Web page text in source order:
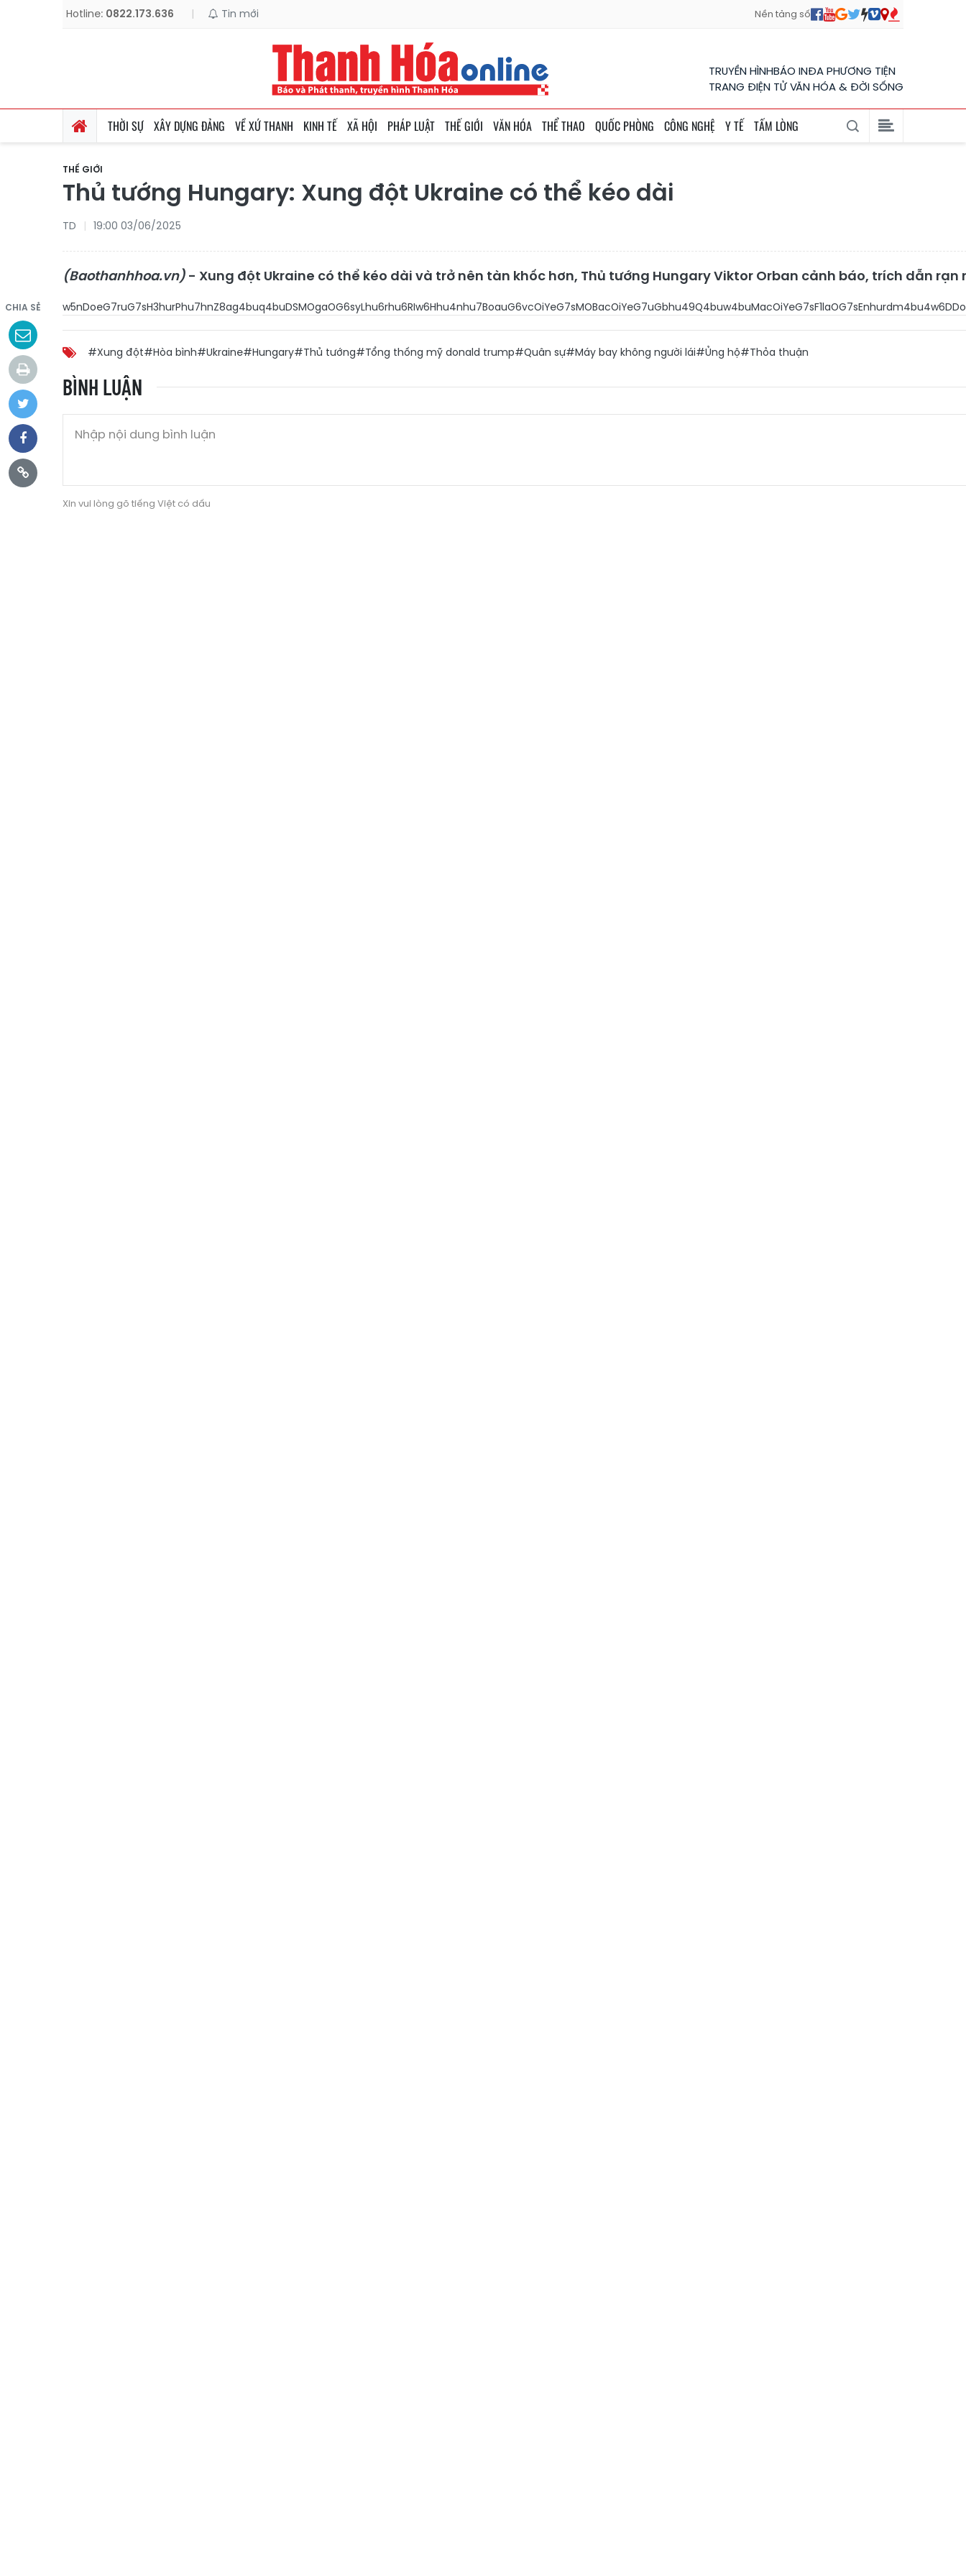
Hotline: 0822.173.636 | Tin mới Nền tảng số
TRUYỀN HÌNHBÁO INĐA PHƯƠNG TIỆN
TRANG ĐIỆN TỬ VĂN HÓA & ĐỜI SỐNG
THỜI SỰ XÂY DỰNG ĐẢNG VỀ XỨ THANH KINH TẾ XÃ HỘI PHÁP LUẬT THẾ GIỚI VĂN HÓA THỂ THAO QUỐC PHÒNG CÔNG NGHỆ Y TẾ TẤM LÒNG
THẾ GIỚI
Thủ tướng Hungary: Xung đột Ukraine có thể kéo dài
TD 19:00 03/06/2025
(Baothanhhoa.vn) - Xung đột Ukraine có thể kéo dài và trở nên tàn khốc hơn, Thủ tướng Hungary Viktor Orban cảnh báo, trích dẫn
CHIA SẺ
#Xung đột#Hòa bình#Ukraine#Hungary#Thủ tướng#Tổng thống mỹ donald trump#Quân sự#Máy bay không người lái#Ủng hộ#Thỏa thuận
BÌNH LUẬN
Xin vui lòng gõ tiếng Việt có dấu